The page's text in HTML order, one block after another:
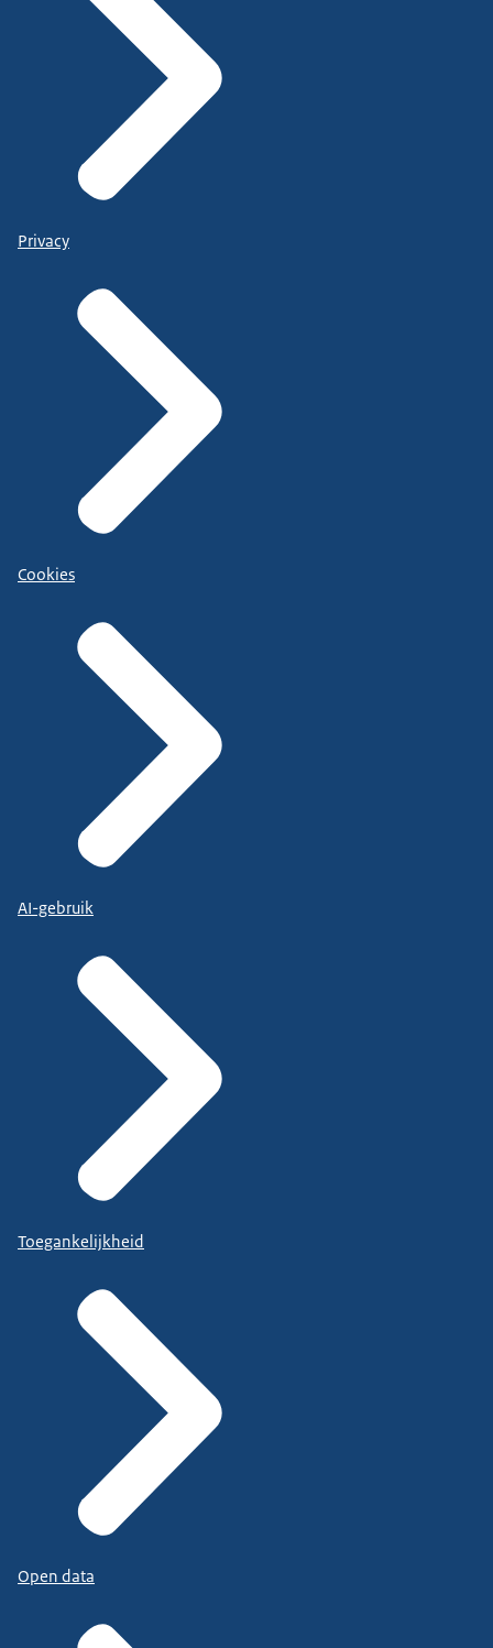
Privacy
Cookies
AI-gebruik
Toegankelijkheid
Open data